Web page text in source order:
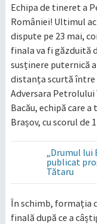
Echipa de tineret a
României! Ultimul
dispute pe 23 mai,
finala va fi găzduită
susținere puternică
distanța scurtă între
Adversara Petrolului
Bacău, echipă care
Brașov, cu scorul de
„Drumul
publicat
Tătaru
În schimb, formația
finală după ce a